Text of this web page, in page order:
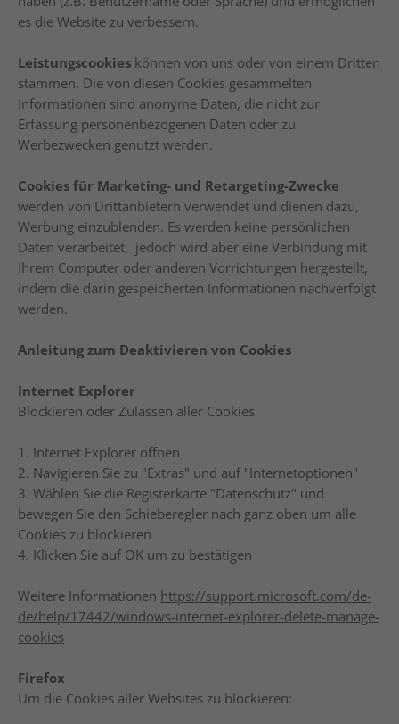
es die Website zu verbessern.
Leistungscookies können von uns oder von einem Dritten
stammen. Die von diesen Cookies gesammelten
Informationen sind anonyme Daten, die nicht zur
Erfassung personenbezogenen Daten oder zu
Werbezwecken genutzt werden.
Cookies für Marketing- und Retargeting-Zwecke
werden von Drittanbietern verwendet und dienen dazu,
Werbung einzublenden. Es werden keine persönlichen
Daten verarbeitet, jedoch wird aber eine Verbindung mit
Ihrem Computer oder anderen Vorrichtungen hergestellt,
indem die darin gespeicherten Informationen nachverfolgt
werden.
Anleitung zum Deaktivieren von Cookies
Internet Explorer
Blockieren oder Zulassen aller Cookies
1. Internet Explorer öffnen
2. Navigieren Sie zu "Extras" und auf "Internetoptionen"
3. Wählen Sie die Registerkarte "Datenschutz" und
bewegen Sie den Schieberegler nach ganz oben um alle
Cookies zu blockieren
4. Klicken Sie auf OK um zu bestätigen
Weitere Informationen https://support.microsoft.com/de-
de/help/17442/windows-internet-explorer-delete-manage-
cookies
Firefox
Um die Cookies aller Websites zu blockieren: